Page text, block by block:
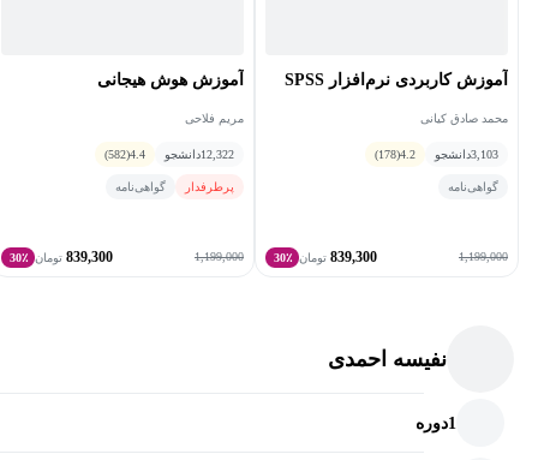
آموزش کاربردی نرم‌افزار SPSS
محمد صادق کیانی
3,103دانشجو 4.2
(178)
گواهی‌نامه
1,199,000
839,300 تومان 30٪
آموزش هوش هیجانی
مریم فلاحی
12,322دانشجو 4.4
(582)
پرطرفدار گواهی‌نامه
1,199,000
839,300 تومان 30٪
نفیسه احمدی
1دوره